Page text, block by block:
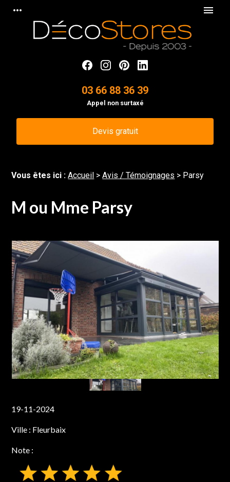
more_horiz menu
03 66 88 36 39
Appel non surtaxé
Devis gratuit
Vous êtes ici :Accueil >Avis / Témoignages > Parsy
M ou Mme Parsy
19-11-2024
Ville : Fleurbaix
Note :